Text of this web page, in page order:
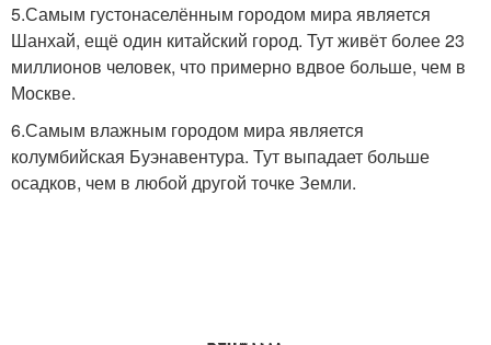
5.Самым густонаселённым городом мира является
Шанхай, ещё один китайский город. Тут живёт более 23
миллионов человек, что примерно вдвое больше, чем в
Москве.
6.Самым влажным городом мира является
колумбийская Буэнавентура. Тут выпадает больше
осадков, чем в любой другой точке Земли.